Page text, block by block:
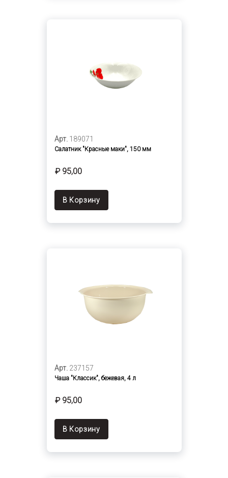
Арт. 189071
Салатник "Красные маки", 150 мм
₽ 95,00
В Корзину
Арт. 237157
Чаша "Классик", бежевая, 4 л
₽ 95,00
В Корзину